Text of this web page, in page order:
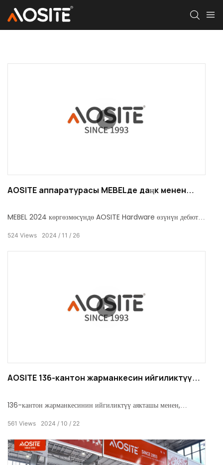
AOSITE аппаратурасы MEBELде даңк менен
MEBEL 2024 көргөзмөсүндө AOSITE Hardware өзүнүн дебютун
2024 11 26
524 Views
AOSITE 136-кантон жарманкесин ийгиликтүү
136-кантон жарманкесинин ийгиликтүү аякташы менен,
болгон бул экономикалык жана соода иш-чарасында биз бирге
бизнестин гүлдөп-өнүгүшүнө жана инновациясына күбө
2024 10 22
561 Views